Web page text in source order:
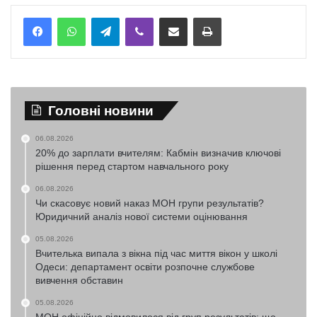
TelegramViber Надіслати електронною поштоюНадрукувати
Головні новини
06.08.2026
20% до зарплати вчителям: Кабмін визначив ключові
рішення перед стартом навчального року
06.08.2026
Чи скасовує новий наказ МОН групи результатів?
Юридичний аналіз нової системи оцінювання
05.08.2026
Вчителька випала з вікна під час миття вікон у школі
Одеси: департамент освіти розпочне службове
вивчення обставин
05.08.2026